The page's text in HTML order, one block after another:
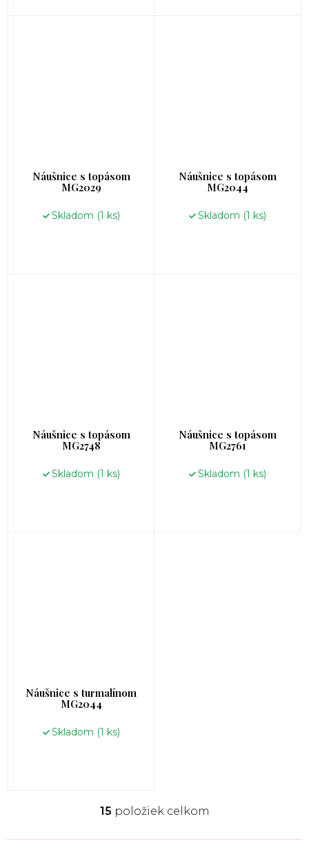
Náušnice s topásom
MG2029
Skladom (1 ks)
Náušnice s topásom
MG2044
Skladom (1 ks)
Náušnice s topásom
MG2748
Skladom (1 ks)
Náušnice s topásom
MG2761
Skladom (1 ks)
Náušnice s turmalínom
MG2044
Skladom (1 ks)
O
l
15 položiek celkom